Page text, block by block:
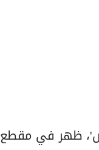
ظهر في مقطع